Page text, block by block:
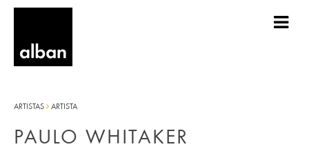
ARTISTAS ARTISTA
PAULO WHITAKER